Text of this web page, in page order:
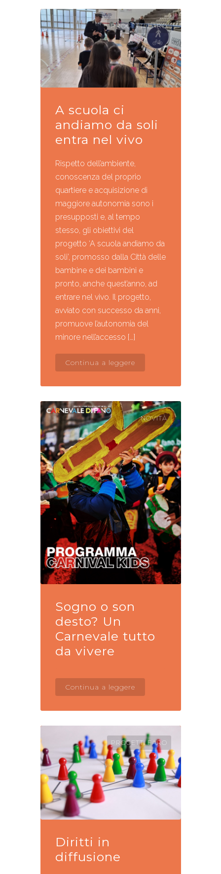
PROGETTI FARO
A scuola ci
andiamo da soli
entra nel vivo
Rispetto dell’ambiente,
conoscenza del proprio
quartiere e acquisizione di
maggiore autonomia sono i
presupposti e, al tempo
stesso, gli obiettivi del
progetto ‘A scuola andiamo da
soli’, promosso dalla Città delle
bambine e dei bambini e
pronto, anche quest’anno, ad
entrare nel vivo. Il progetto,
avviato con successo da anni,
promuove l’autonomia del
minore nell’accesso […]
Continua a leggere
NOVITÀ
Sogno o son
desto? Un
Carnevale tutto
da vivere
Continua a leggere
PROGETTI FARO
Diritti in
diffusione